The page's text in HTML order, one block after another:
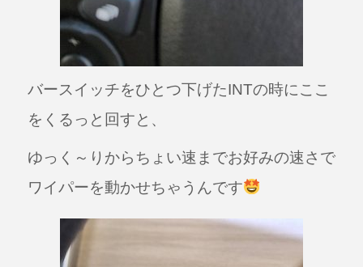
バースイッチをひとつ下げたINTの時にここ
をくるっと回すと、
ゆっく～りからちょい速までお好みの速さで
ワイパーを動かせちゃうんです